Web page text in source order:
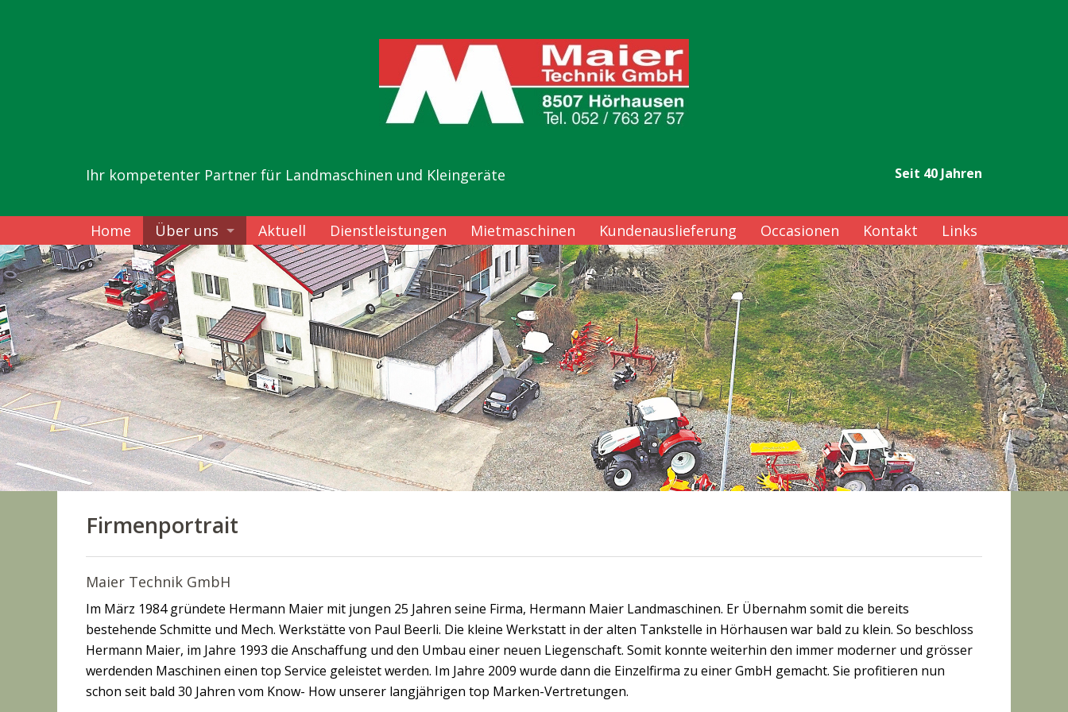
Ihr kompetenter Partner für Landmaschinen und Kleingeräte Seit 40 Jahren
Home Über uns
Team
Geschichte
Aktuell Dienstleistungen Mietmaschinen Kundenauslieferung Occasionen Kontakt Links
Firmenportrait
Maier Technik GmbH
Im März 1984 gründete Hermann Maier mit jungen 25 Jahren seine Firma, Hermann Maier Landmaschinen. Er Übernahm somit die bereits
bestehende Schmitte und Mech. Werkstätte von Paul Beerli. Die kleine Werkstatt in der alten Tankstelle in Hörhausen war bald zu klein. So beschloss
Hermann Maier, im Jahre 1993 die Anschaffung und den Umbau einer neuen Liegenschaft. Somit konnte weiterhin den immer moderner und grösser
werdenden Maschinen einen top Service geleistet werden. Im Jahre 2009 wurde dann die Einzelfirma zu einer GmbH gemacht. Sie profitieren nun
schon seit bald 30 Jahren vom Know- How unserer langjährigen top Marken-Vertretungen.